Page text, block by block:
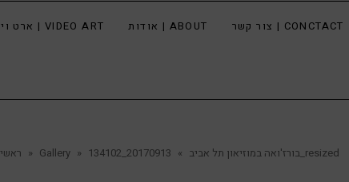
ארט וידאו | VIDEO ART אודות | ABOUT צור קשר | CONCTACT
ראשי » Gallery » בורז'ואה במוזיאון תל אביב » 20170913_134102_resized